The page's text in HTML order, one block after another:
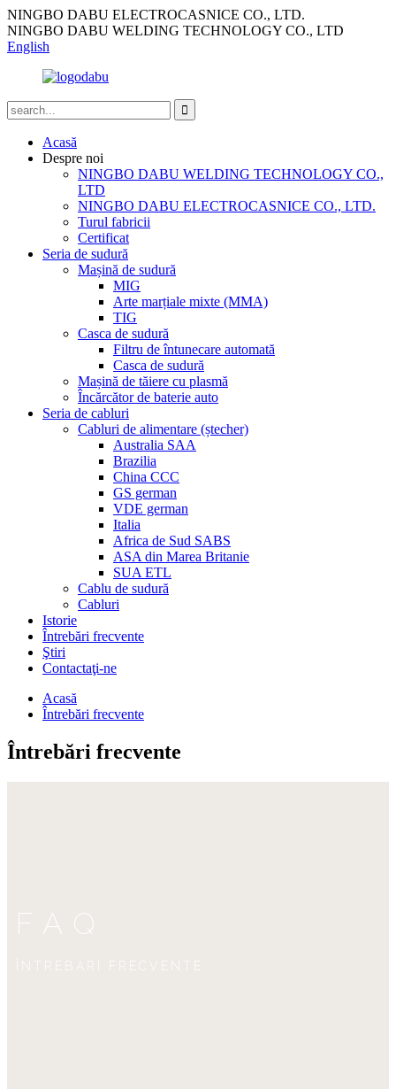
NINGBO DABU ELECTROCASNICE CO., LTD.
NINGBO DABU WELDING TECHNOLOGY CO., LTD
English
Acasă
Despre noi
NINGBO DABU WELDING TECHNOLOGY CO.,
LTD
NINGBO DABU ELECTROCASNICE CO., LTD.
Turul fabricii
Certificat
Seria de sudură
Mașină de sudură
MIG
Arte marțiale mixte (MMA)
TIG
Casca de sudură
Filtru de întunecare automată
Casca de sudură
Mașină de tăiere cu plasmă
Încărcător de baterie auto
Seria de cabluri
Cabluri de alimentare (ștecher)
Australia SAA
Brazilia
China CCC
GS german
VDE german
Italia
Africa de Sud SABS
ASA din Marea Britanie
SUA ETL
Cablu de sudură
Cabluri
Istorie
Întrebări frecvente
Ştiri
Contactaţi-ne
Acasă
Întrebări frecvente
Întrebări frecvente
FAQ